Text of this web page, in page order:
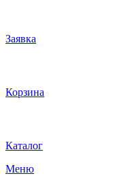
Заявка
Корзина
Каталог
Меню